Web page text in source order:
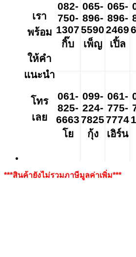
เรา
พร้อม
ให้คำ
แนะนำ
โทร
เลย
082-
750-
1307
กิ๊บ
065-
896-
5590
เพ็ญ
065-
896-
2469
เปิ้ล
061-
825-
6663
โย
099-
224-
7825
กุ้ง
061-
775-
7774
เอิร์น
***สินค้ายังไม่รวมภาษีมูลค่าเพิ่ม***